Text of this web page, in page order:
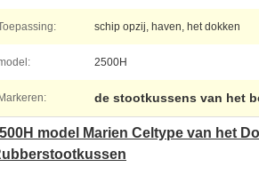
schip opzij, haven, het dokken
2500H
Markeren: de stootkussens van het
model Marien Celtype van het